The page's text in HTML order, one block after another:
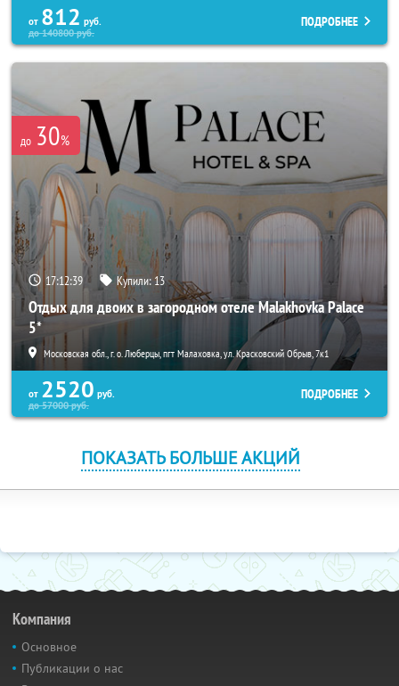
от 812 руб.
до140800руб.
ПОДРОБНЕЕ
до 30%
17:12:39 Купили: 13
Отдых для двоих в загородном отеле Malakhovka Palace
5*
Московская обл., г. о. Люберцы, пгт Малаховка, ул. Красковский Обрыв, 7к1
от 2520 руб.
до57000руб.
ПОДРОБНЕЕ
ПОКАЗАТЬ БОЛЬШЕ АКЦИЙ
Компания
Основное
Публикации о нас